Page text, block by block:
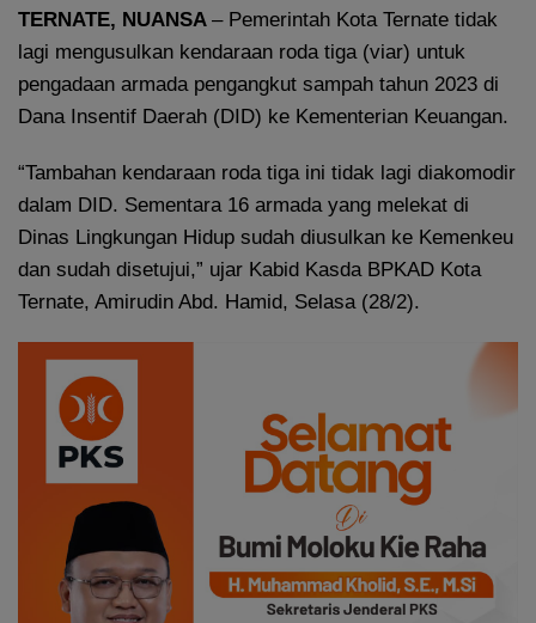
TERNATE, NUANSA – Pemerintah Kota Ternate tidak
lagi mengusulkan kendaraan roda tiga (viar) untuk
pengadaan armada pengangkut sampah tahun 2023 di
Dana Insentif Daerah (DID) ke Kementerian Keuangan.
“Tambahan kendaraan roda tiga ini tidak lagi diakomodir
dalam DID. Sementara 16 armada yang melekat di
Dinas Lingkungan Hidup sudah diusulkan ke Kemenkeu
dan sudah disetujui,” ujar Kabid Kasda BPKAD Kota
Ternate, Amirudin Abd. Hamid, Selasa (28/2).